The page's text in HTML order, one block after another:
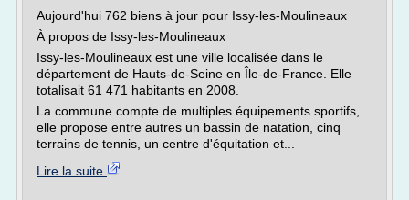
Aujourd'hui 762 biens à jour pour Issy-les-Moulineaux
À propos de Issy-les-Moulineaux
Issy-les-Moulineaux est une ville localisée dans le
département de Hauts-de-Seine en Île-de-France. Elle
totalisait 61 471 habitants en 2008.
La commune compte de multiples équipements sportifs,
elle propose entre autres un bassin de natation, cinq
terrains de tennis, un centre d'équitation et...
Lire la suite